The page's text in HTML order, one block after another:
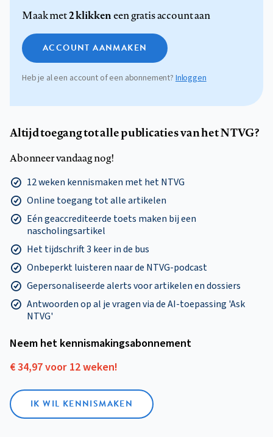
Maak met2 klikkeneen gratis account aan
ACCOUNT AANMAKEN
Heb je al een account of een abonnement? Inloggen
Altijd toegang tot alle publicaties van het NTVG?
Abonneer vandaag nog!
12 weken kennismaken met het NTVG
Online toegang tot alle artikelen
Eén geaccrediteerde toets maken bij een
nascholingsartikel
Het tijdschrift 3 keer in de bus
Onbeperkt luisteren naar de NTVG-podcast
Gepersonaliseerde alerts voor artikelen en dossiers
Antwoorden op al je vragen via de AI-toepassing 'Ask
NTVG'
Neem het kennismakings­abonnement
€ 34,97 voor 12 weken!
IK WIL KENNISMAKEN